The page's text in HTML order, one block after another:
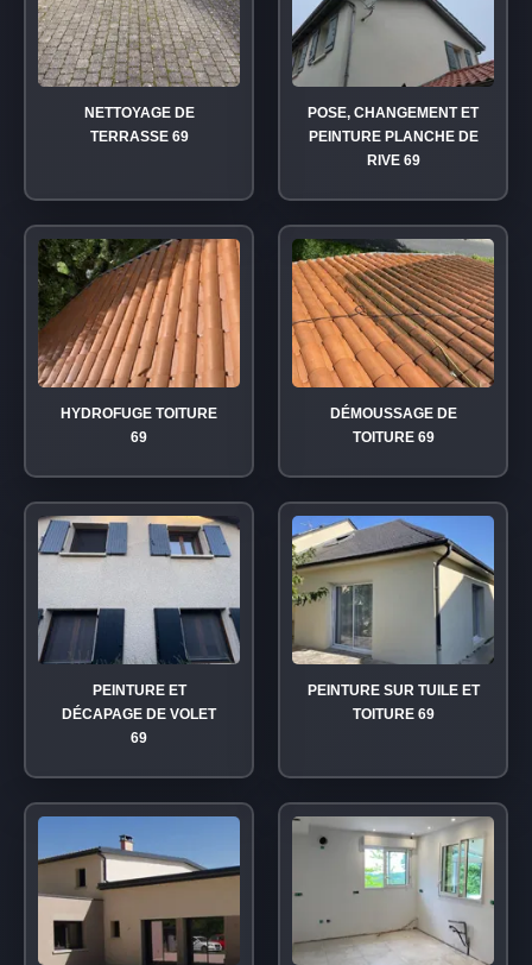
NETTOYAGE DE
TERRASSE 69
POSE, CHANGEMENT ET
PEINTURE PLANCHE DE
RIVE 69
HYDROFUGE TOITURE
69
DÉMOUSSAGE DE
TOITURE 69
PEINTURE ET
DÉCAPAGE DE VOLET
69
PEINTURE SUR TUILE ET
TOITURE 69